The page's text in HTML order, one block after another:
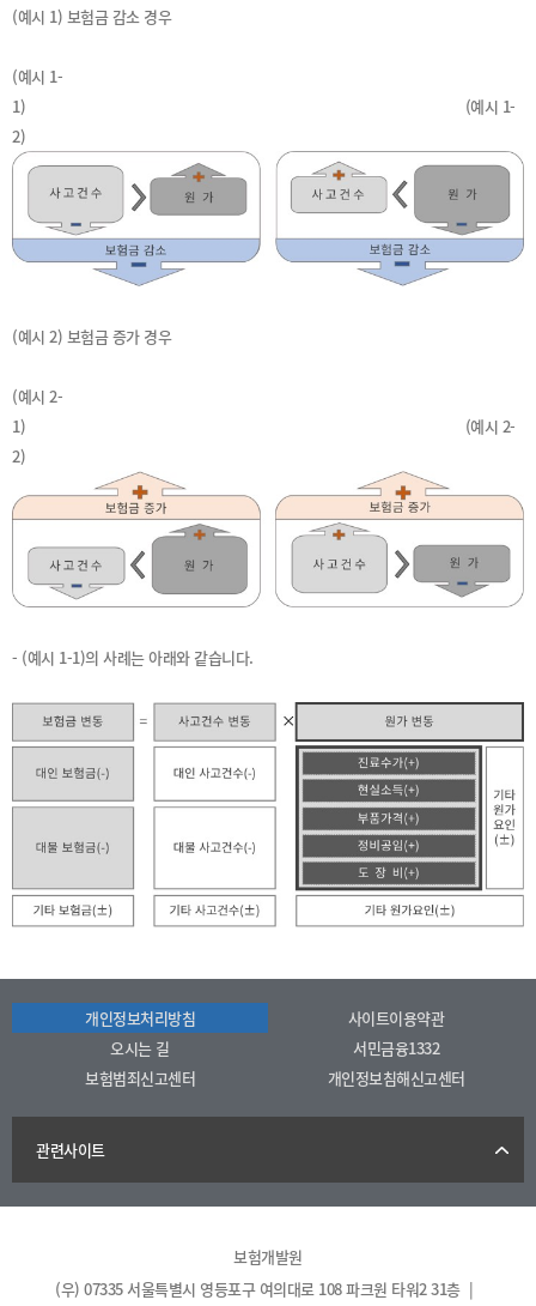
(예시 1) 보험금 감소 경우
(예시 1-
1) (예시 1-
2)
(예시 2) 보험금 증가 경우
(예시 2-
1) (예시 2-
2)
- (예시 1-1)의 사례는 아래와 같습니다.
개인정보처리방침
사이트이용약관
오시는 길
서민금융1332
보험범죄신고센터
개인정보침해신고센터
관련사이트
보험개발원
(우) 07335 서울특별시 영등포구 여의대로 108 파크원 타워2 31층 |